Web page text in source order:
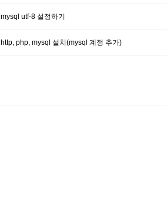
mysql utf-8 설정하기
http, php, mysql 설치(mysql 계정 추가)